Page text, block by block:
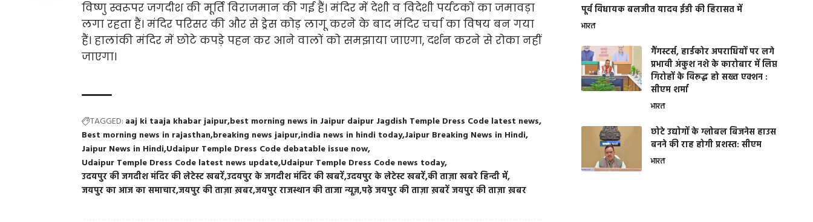
विष्णु स्वरूपर जगदीश की मूर्ति विराजमान की गई हैं। मंदिर में देशी व विदेशी पर्यटकों का जमावड़ा
लगा रहता हैं। मंदिर परिसर की और से ड्रेस कोड़ लागू करने के बाद मंदिर चर्चा का विषय बन गया
हैं। हालांकी मंदिर में छोटे कपड़े पहन कर आने वालों को समझाया जाएगा, दर्शन करने से रोका नहीं
जाएगा।
TAGGED: aaj ki taaja khabar jaipur best morning news in Jaipur daipur Jagdish Temple Dress Code latest news
Best morning news in rajasthan breaking news jaipur india news in hindi today Jaipur Breaking News in Hindi
Jaipur News in Hindi Udaipur Temple Dress Code debatable issue now
Udaipur Temple Dress Code latest news update Udaipur Temple Dress Code news today
उदयपुर की जगदीश मंदिर की लेटेस्ट खबरेंउदयपुर के जगदीश मंदिर की खबरेंउदयपुर के लेटेस्ट खबरेंकी ताज़ा खबरे हिन्दी में
जयपुर का आज का समाचारजयपुर की ताज़ा ख़बरजयपुर राजस्थान की ताजा न्यूज़पढ़े जयपुर की ताज़ा ख़बरें जयपुर की ताज़ा ख़बर
पूर्व विधायक बलजीत यादव ईडी की हिरासत में
भारत
गैंगस्टर्स, हार्डकोर अपराधियों पर लगे
प्रभावी अंकुश नशे के कारोबार में लिप्त
गिरोहों के विरूद्ध हो सख्त एक्शन :
सीएम शर्मा
भारत
छोटे उद्योगों के ग्लोबल बिजनेस हाउस
बनने की राह होगी प्रशस्त: सीएम
भारत